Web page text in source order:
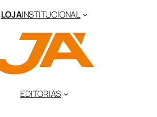
LOJAINSTITUCIONAL
EDITORIAS